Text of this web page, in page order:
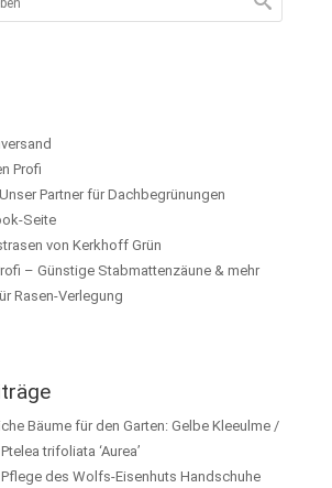
Profi
Partner für Dachbegrünungen
Seite
von Kerkhoff Grün
– Günstige Stabmattenzäune & mehr
Rasen-Verlegung
Bäume für den Garten: Gelbe Kleeulme /
trifoliata ‘Aurea’
des Wolfs-Eisenhuts Handschuhe